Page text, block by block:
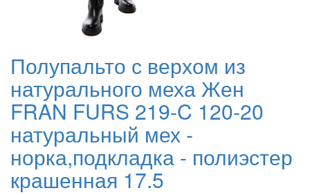
Полупальто с верхом из
натурального меха Жен
FRAN FURS 219-C 120-20
натуральный мех -
норка,подкладка - полиэстер
крашенная 17.5